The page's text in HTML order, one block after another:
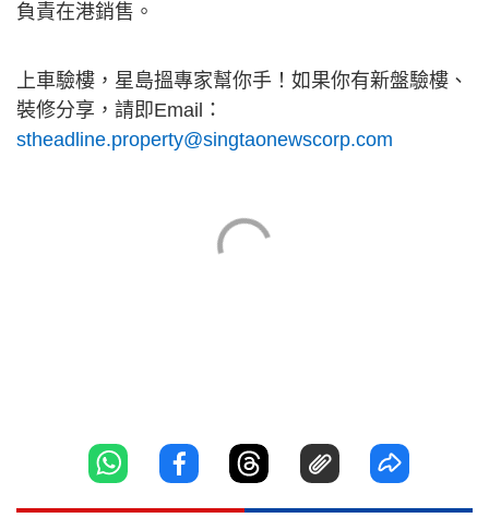
負責在港銷售。
上車驗樓，星島搵專家幫你手！如果你有新盤驗樓、
裝修分享，請即Email：
stheadline.property@singtaonewscorp.com